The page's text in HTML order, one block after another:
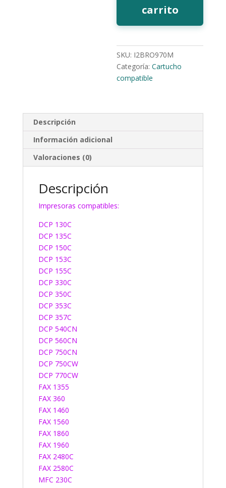
cantidadcarrito
SKU: I2BRO970M
Categoría:Cartucho
compatible
Descripción
Información adicional
Valoraciones (0)
Descripción
Impresoras compatibles:
DCP 130C
DCP 135C
DCP 150C
DCP 153C
DCP 155C
DCP 330C
DCP 350C
DCP 353C
DCP 357C
DCP 540CN
DCP 560CN
DCP 750CN
DCP 750CW
DCP 770CW
FAX 1355
FAX 360
FAX 1460
FAX 1560
FAX 1860
FAX 1960
FAX 2480C
FAX 2580C
MFC 230C